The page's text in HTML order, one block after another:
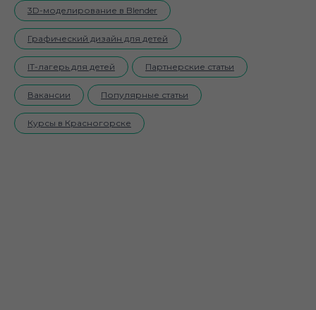
3D-моделирование в Blender
Графический дизайн для детей
IT-лагерь для детей Партнерские статьи
Вакансии Популярные статьи
Курсы в Красногорске